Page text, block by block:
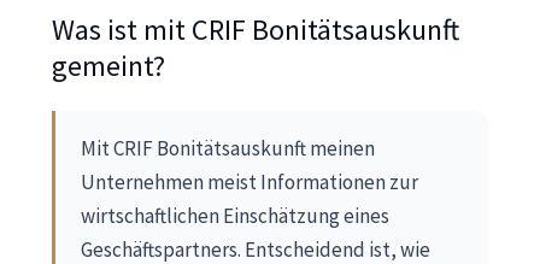
Was ist mit CRIF Bonitätsauskunft
gemeint?
Mit CRIF Bonitätsauskunft meinen
Unternehmen meist Informationen zur
wirtschaftlichen Einschätzung eines
Geschäftspartners. Entscheidend ist, wie